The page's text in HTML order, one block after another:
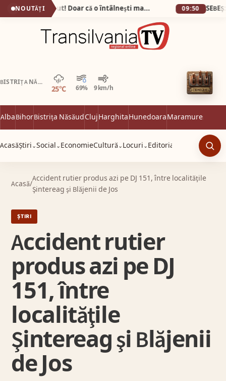
NOUTĂȚI Bunătatea n-a dispărut! Doar că o întâlnești mai rar… 09:50
BISTRIȚA NĂSĂUD
25°C 69% 9 km/h
Ploaie
AlbaBihorBistrița NăsăudClujHarghitaHunedoaraMaramureș
AcasăȘtiri ⌄Social ⌄ EconomieCultură ⌄ Locuri ⌄ Editorial
Acasă/
Accident rutier produs azi pe DJ 151, între localităţile
Şintereag şi Blăjenii de Jos
ȘTIRI
Accident rutier
produs azi pe DJ
151, între
localităţile
Şintereag şi Blăjenii
de Jos